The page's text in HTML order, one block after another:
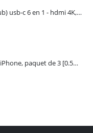
Adaptateur multiple (Hub) usb-c 6 en 1 - hdmi 4K, 3 ports USB 3.0 et lecteur de carte sd tf - UGREEN
Câble de chargeur pour iPhone, paquet de 3 [0.5M 1M 2M] - GIANAC